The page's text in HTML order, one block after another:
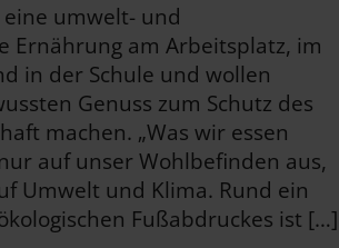
umwelt- und
Ernährung am Arbeitsplatz, im
in der Schule und wollen
Genuss zum Schutz des
machen. „Was wir essen
auf unser Wohlbefinden aus,
Umwelt und Klima. Rund ein
Fußabdruckes ist […]